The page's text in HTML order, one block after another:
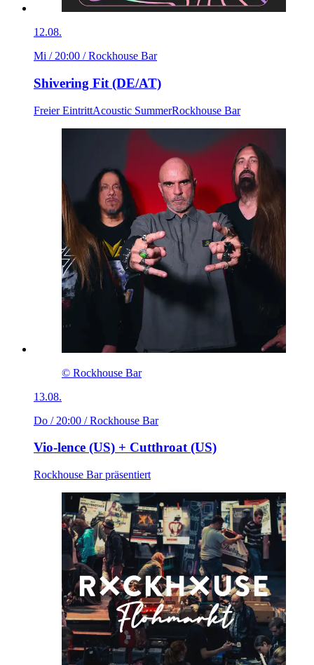
12.08.
Mi / 20:00 / Rockhouse Bar
Shivering Fit (DE/AT)
Freier EintrittAcoustic SummerRockhouse Bar
© Rockhouse Bar
13.08.
Do / 20:00 / Rockhouse Bar
Vio-lence (US) + Cutthroat (US)
Rockhouse Bar präsentiert